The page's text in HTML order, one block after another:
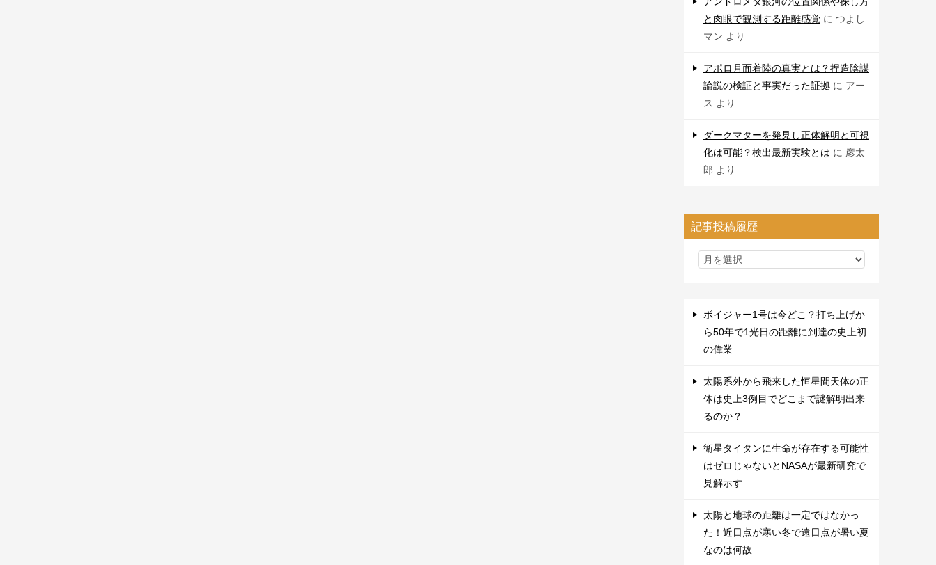
と肉眼で観測する距離感覚 に つよし
マン より
アポロ月面着陸の真実とは？捏造陰謀
論説の検証と事実だった証拠 に アー
ス より
ダークマターを発見し正体解明と可視
化は可能？検出最新実験とは に 彦太
郎 より
記事投稿履歴
ボイジャー1号は今どこ？打ち上げか
ら50年で1光日の距離に到達の史上初
の偉業
太陽系外から飛来した恒星間天体の正
体は史上3例目でどこまで謎解明出来
るのか？
衛星タイタンに生命が存在する可能性
はゼロじゃないとNASAが最新研究で
見解示す
太陽と地球の距離は一定ではなかっ
た！近日点が寒い冬で遠日点が暑い夏
なのは何故